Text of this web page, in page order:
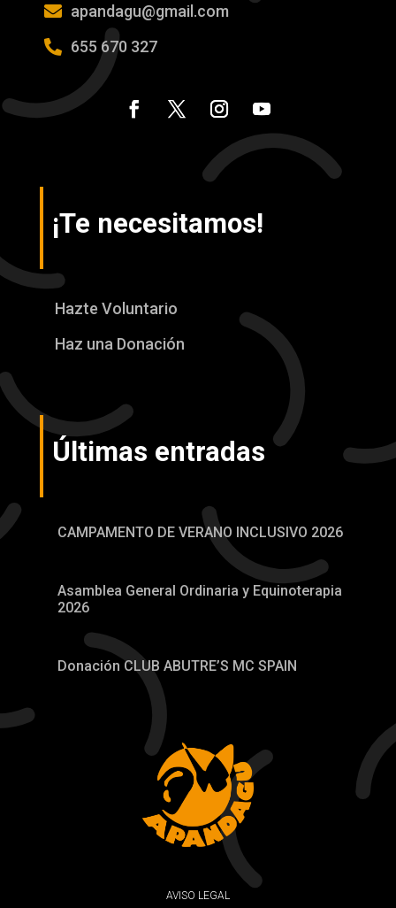
 apandagu@gmail.com
 655 670 327
¡Te necesitamos!
Hazte Voluntario
Haz una Donación
Últimas entradas
CAMPAMENTO DE VERANO INCLUSIVO 2026
Asamblea General Ordinaria y Equinoterapia
2026
Donación CLUB ABUTRE’S MC SPAIN
AVISO LEGAL